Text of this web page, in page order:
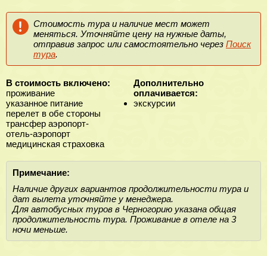
Стоимость тура и наличие мест может
меняться. Уточняйте цену на нужные даты,
отправив запрос или самостоятельно через Поиск
тура.
В стоимость включено:
проживание
указанное питание
перелет в обе стороны
трансфер аэропорт-
отель-аэропорт
медицинская страховка
Дополнительно
оплачивается:
экскурсии
Примечание:
Наличие других вариантов продолжительности тура и
дат вылета уточняйте у менеджера.
Для автобусных туров в Черногорию указана общая
продолжительность тура. Проживание в отеле на 3
ночи меньше.